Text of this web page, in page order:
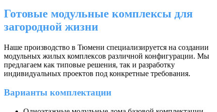
Готовые модульные комплексы для
загородной жизни
Наше производство в Тюмени специализируется на создании
модульных жилых комплексов различной конфигурации. Мы
предлагаем как типовые решения, так и разработку
индивидуальных проектов под конкретные требования.
Варианты комплектации